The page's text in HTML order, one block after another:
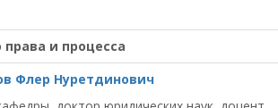
и процесса
Флер Нуретдинович